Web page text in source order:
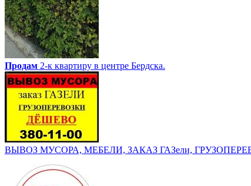
Продам 2-к квартиру в центре Бердска.
ВЫВОЗ МУСОРА, МЕБЕЛИ, ЗАКАЗ ГАЗели,